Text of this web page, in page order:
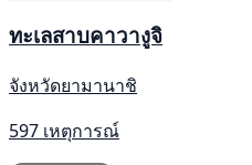
ทะเลสาบคาวางูจิ
จังหวัดยามานาชิ
597 เหตุการณ์